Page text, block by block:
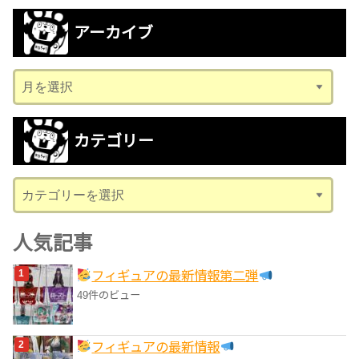
アーカイブ
ー
カ
ブ
カテゴリー
テ
ゴ
リ
ー
人気記事
フィギュアの最新情報第二弾
49件のビュー
フィギュアの最新情報